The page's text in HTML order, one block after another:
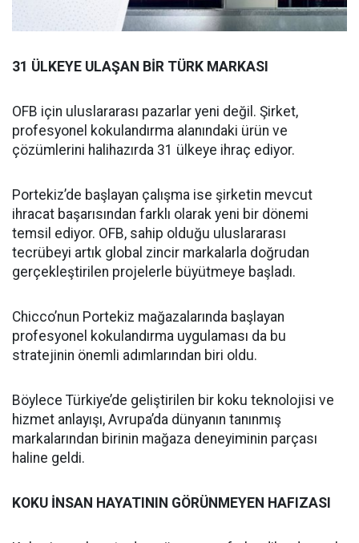
31 ÜLKEYE ULAŞAN BİR TÜRK MARKASI
OFB için uluslararası pazarlar yeni değil. Şirket,
profesyonel kokulandırma alanındaki ürün ve
çözümlerini halihazırda 31 ülkeye ihraç ediyor.
Portekiz’de başlayan çalışma ise şirketin mevcut
ihracat başarısından farklı olarak yeni bir dönemi
temsil ediyor. OFB, sahip olduğu uluslararası
tecrübeyi artık global zincir markalarla doğrudan
gerçekleştirilen projelerle büyütmeye başladı.
Chicco’nun Portekiz mağazalarında başlayan
profesyonel kokulandırma uygulaması da bu
stratejinin önemli adımlarından biri oldu.
Böylece Türkiye’de geliştirilen bir koku teknolojisi ve
hizmet anlayışı, Avrupa’da dünyanın tanınmış
markalarından birinin mağaza deneyiminin parçası
haline geldi.
KOKU İNSAN HAYATININ GÖRÜNMEYEN HAFIZASI